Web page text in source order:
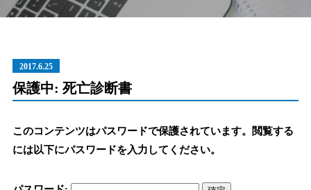
2017.6.25
保護中: 死亡診断書
このコンテンツはパスワードで保護されています。閲覧する
には以下にパスワードを入力してください。